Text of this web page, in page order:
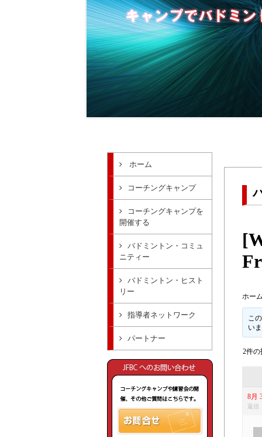
ホーム
コーチングキャンプ
コーチングキャンプを
開催する
バドミントン・コミュ
ニティー
バドミントン・ヒスト
リー
指導者ネットワーク
パートナー
ホー
こ
い
2件の
8月
返信